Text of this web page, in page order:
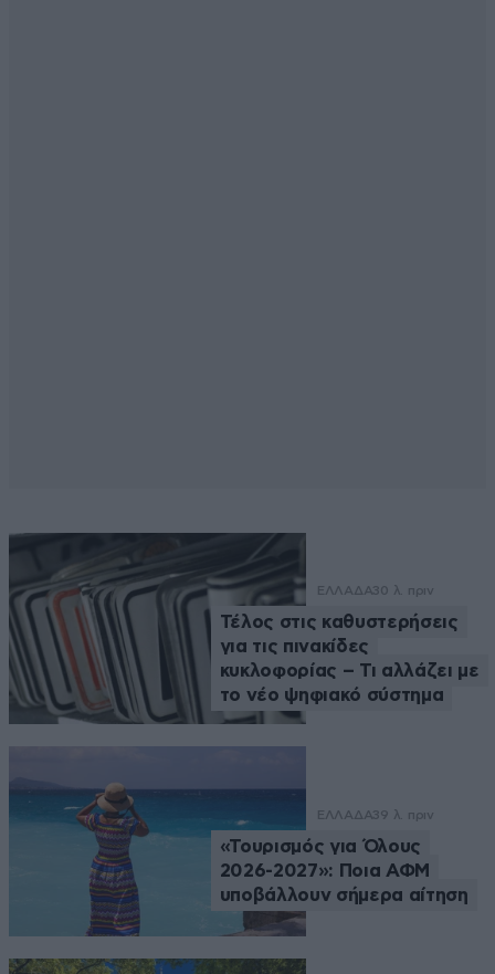
ΕΛΛΑΔΑ30 λ. πριν
Τέλος στις καθυστερήσεις
για τις πινακίδες
κυκλοφορίας – Τι αλλάζει με
το νέο ψηφιακό σύστημα
ΕΛΛΑΔΑ39 λ. πριν
«Τουρισμός για Όλους
2026-2027»: Ποια ΑΦΜ
υποβάλλουν σήμερα αίτηση